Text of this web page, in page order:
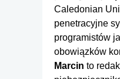
Caledonian
penetracyjne
programistów
obowiązków
Marcin to